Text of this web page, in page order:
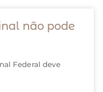
não pode
Federal deve